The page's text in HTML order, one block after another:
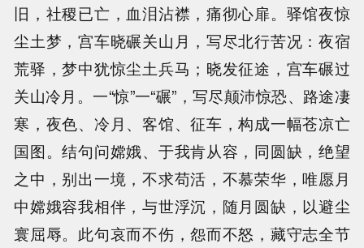
旧，社稷已亡，血泪沾襟，痛彻心扉。驿馆夜惊
尘土梦，宫车晓碾关山月，写尽北行苦况：夜宿
荒驿，梦中犹惊尘土兵马；晓发征途，宫车碾过
关山冷月。一“惊”一“碾”，写尽颠沛惊恐、路途凄
寒，夜色、冷月、客馆、征车，构成一幅苍凉亡
国图。结句问嫦娥、于我肯从容，同圆缺，绝望
之中，别出一境，不求苟活，不慕荣华，唯愿月
中嫦娥容我相伴，与世浮沉，随月圆缺，以避尘
寰屈辱。此句哀而不伤，怨而不怒，藏守志全节